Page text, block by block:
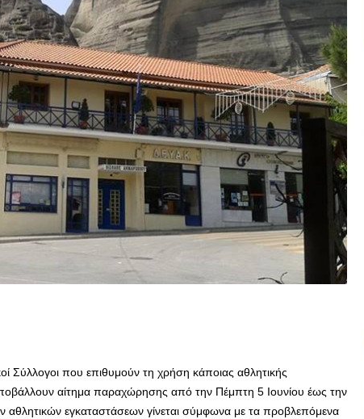
Σύλλογοι που επιθυμούν τη χρήση κάποιας αθλητικής
αίτημα παραχώρησης από την Πέμπτη 5 Ιουνίου έως την
εγκαταστάσεων γίνεται σύμφωνα με τα προβλεπόμενα